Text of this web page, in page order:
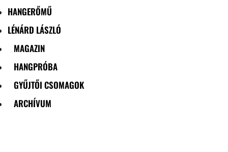
HANGERŐMŰ
LÉNÁRD LÁSZLÓ
MAGAZIN
HANGPRÓBA
GYŰJTŐI CSOMAGOK
ARCHÍVUM